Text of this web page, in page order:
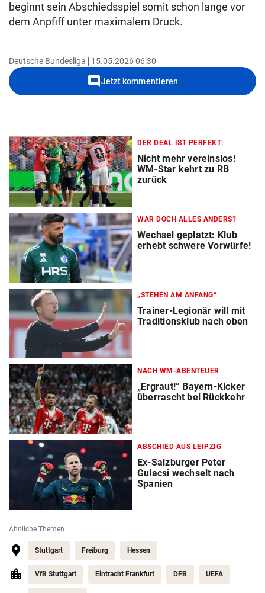
beginnt sein Abschiedsspiel somit schon lange vor
dem Anpfiff unter maximalem Druck.
Deutsche Bundesliga 15.05.2026 06:30
commentJetzt kommentieren
DER DEAL IST PERFEKT:
Nicht mehr vereinslos!
WM-Star kehrt zu RB
zurück
WAR DOCH ALLES ANDERS?
Wechsel geplatzt: Klub
erhebt schwere Vorwürfe!
„STEHEN AM ANFANG“
Trainer-Legionär will mit
Traditionsklub nach oben
NACH WM-ABENTEUER
„Ergraut!“ Bayern-Kicker
überrascht bei Rückkehr
ABSCHIED AUS LEIPZIG
Ex-Salzburger Peter
Gulacsi wechselt nach
Spanien
Ähnliche Themen
Stuttgart Freiburg Hessen
VfB Stuttgart Eintracht Frankfurt DFB UEFA